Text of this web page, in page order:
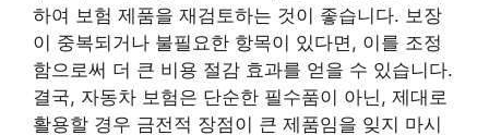
하여 보험 제품을 재검토하는 것이 좋습니다. 보장
이 중복되거나 불필요한 항목이 있다면, 이를 조정
함으로써 더 큰 비용 절감 효과를 얻을 수 있습니다.
결국, 자동차 보험은 단순한 필수품이 아닌, 제대로
활용할 경우 금전적 장점이 큰 제품임을 잊지 마시